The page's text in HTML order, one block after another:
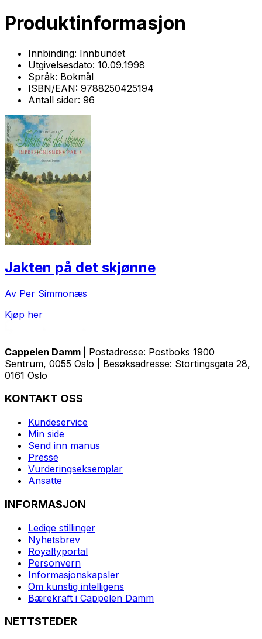
Produktinformasjon
Innbinding: Innbundet
Utgivelsesdato: 10.09.1998
Språk: Bokmål
ISBN/EAN: 9788250425194
Antall sider: 96
Jakten på det skjønne
Av Per Simmonæs
Kjøp her
Cappelen Damm
| Postadresse: Postboks 1900
Sentrum, 0055 Oslo | Besøksadresse: Stortingsgata 28,
0161 Oslo
KONTAKT OSS
Kundeservice
Min side
Send inn manus
Presse
Vurderingseksemplar
Ansatte
INFORMASJON
Ledige stillinger
Nyhetsbrev
Royaltyportal
Personvern
Informasjonskapsler
Om kunstig intelligens
Bærekraft i Cappelen Damm
NETTSTEDER